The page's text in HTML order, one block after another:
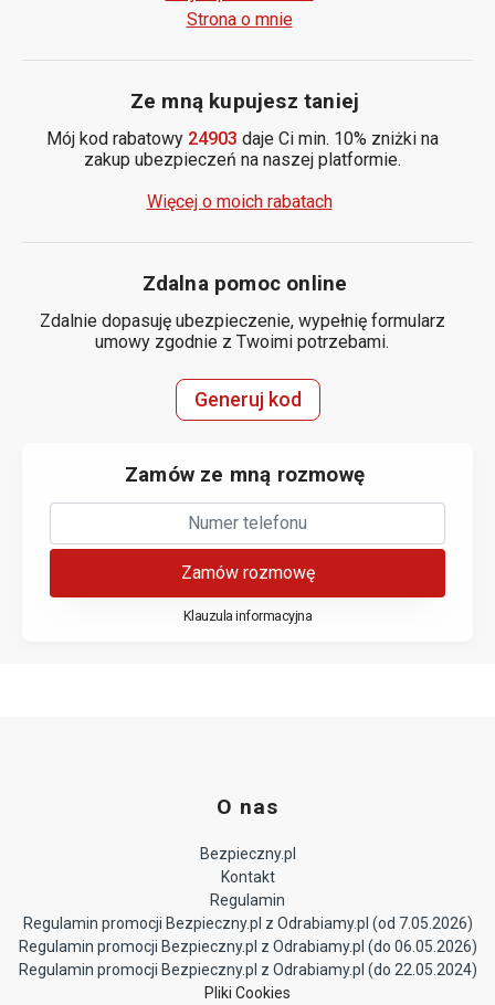
Strona o mnie
Ze mną kupujesz taniej
Mój kod rabatowy 24903 daje Ci min. 10% zniżki na
zakup ubezpieczeń na naszej platformie.
Więcej o moich rabatach
Zdalna pomoc online
Zdalnie dopasuję ubezpieczenie, wypełnię formularz
umowy zgodnie z Twoimi potrzebami.
Generuj kod
Zamów ze mną rozmowę
Zamów rozmowę
Klauzula informacyjna
O nas
Bezpieczny.pl
Kontakt
Regulamin
Regulamin promocji Bezpieczny.pl z Odrabiamy.pl (od 7.05.2026)
Regulamin promocji Bezpieczny.pl z Odrabiamy.pl (do 06.05.2026)
Regulamin promocji Bezpieczny.pl z Odrabiamy.pl (do 22.05.2024)
Pliki Cookies